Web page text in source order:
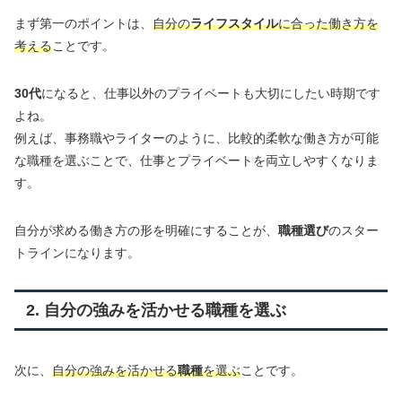
まず第一のポイントは、 自分のライフスタイルに合った働き方を
考えることです。
30代になると、仕事以外のプライベートも大切にしたい時期です
よね。
例えば、事務職やライターのように、比較的柔軟な働き方が可能
な職種を選ぶことで、仕事とプライベートを両立しやすくなりま
す。
自分が求める働き方の形を明確にすることが、 職種選びのスター
トラインになります。
2. 自分の強みを活かせる職種を選ぶ
次に、 自分の強みを活かせる職種を選ぶことです。